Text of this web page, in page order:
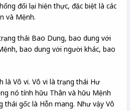
đối lại hiện thực, đặc biệt là các
và Mệnh.
thái Bao Dung, bao dung với
bao dung với người khác, bao
là Vô vi. Vô vi là trạng thái Hư
nó tính hữu Thân và hữu Mệnh
thái gốc là Hỗn mang. Như vậy Vô